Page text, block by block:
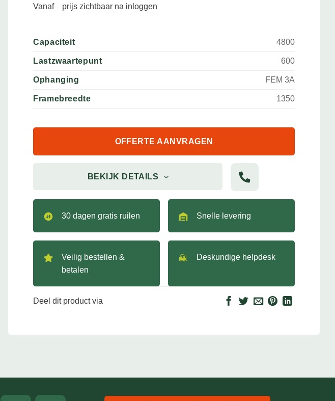
Vanaf prijs zichtbaar na inloggen
Capaciteit 4800
Lastzwaartepunt 600
Ophanging FEM 3A
Framebreedte 1350
OFFERTE AANVRAGEN
BEKIJK DETAILS
30 dagen gratis ruilen Snelle levering
Veilig bestellen &
betalen
Deskundige helpdesk
Deel dit product via